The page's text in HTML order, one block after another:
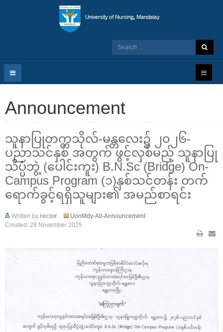
Announcement
သူနာပြုတက္ကသိုလ်-မန္တလေး၌ ၂၀၂၆-
ပညာသင်နှစ် အတွက် ဖွင့်လှစ်မည့် သူနာပြု
သိပ္ပံဘွဲ့ (ပေါင်းကူး) B.N.Sc (Bridge) On-
Campus Program (၁)နှစ်သင်တန်း တက်
ရောက်ခွင့်ရရှိသူများ၏ အမည်စာရင်း
Written by rector
UonMdy-All-Announcement
Created: 28 November 2025